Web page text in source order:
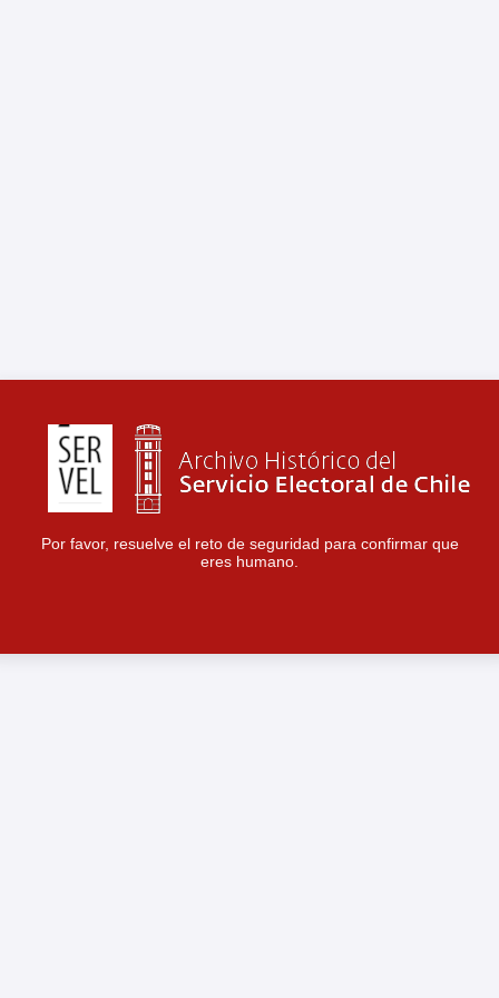
Por favor, resuelve el reto de seguridad para confirmar que
eres humano.